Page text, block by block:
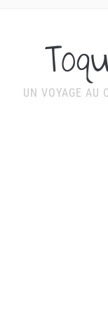
UN VOYAGE AU